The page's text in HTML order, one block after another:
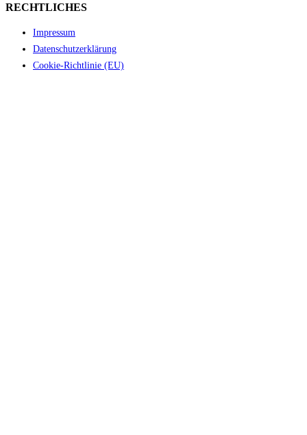
RECHTLICHES
Impressum
Datenschutzerklärung
Cookie-Richtlinie (EU)